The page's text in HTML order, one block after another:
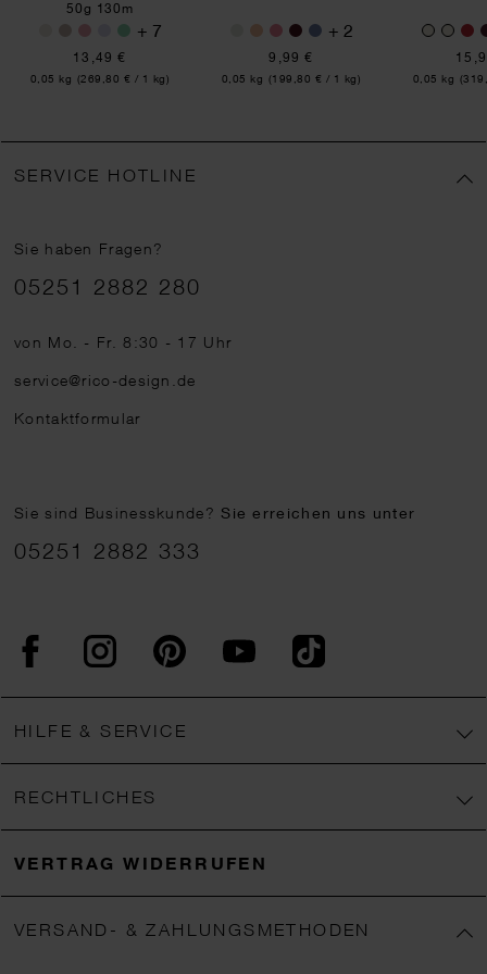
50g 130m
+ 7
13,49 €
Inhalt:
0,05 kg (269,80 € / 1 kg)
+ 2
9,99 €
Inhalt:
0,05 kg (199,80 € / 1 kg) Inhalt:
0,05 kg
SERVICE HOTLINE
Sie haben Fragen?
Telefonnummer
05251 2882 280
von Mo. - Fr. 8:30 - 17 Uhr
service@rico-design.de
Kontaktformular
Sie sind Businesskunde?Sie erreichen uns unter
05251 2882 333
FacebookInstagram PinterestYouTubeTikTok
HILFE & SERVICE
RECHTLICHES
VERTRAG WIDERRUFEN
VERSAND- & ZAHLUNGSMETHODEN